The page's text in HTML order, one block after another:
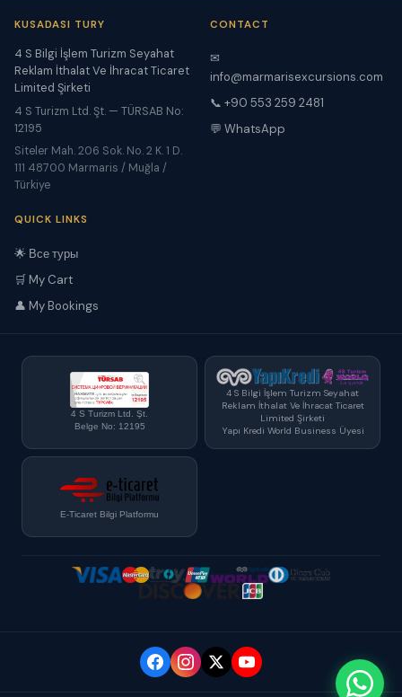
KUSADASI TURY
4 S Bilgi İşlem Turizm Seyahat
Reklam İthalat Ve İhracat Ticaret
Limited Şirketi
4 S Turizm Ltd. Şt. — TÜRSAB No:
12195
Siteler Mah. 206 Sok. No. 2 K. 1 D.
111 48700 Marmaris / Muğla /
Türkiye
CONTACT
✉
info@marmarisexcursions.com
📞 +90 553 259 2481
💬 WhatsApp
QUICK LINKS
🌟 Все туры
🛒 My Cart
👤 My Bookings
4 S Turizm Ltd. Şt.
Belge No: 12195
4 S Bilgi İşlem Turizm Seyahat
Reklam İthalat Ve İhracat Ticaret
Limited Şirketi
Yapı Kredi World Business Üyesi
E-Ticaret Bilgi Platformu